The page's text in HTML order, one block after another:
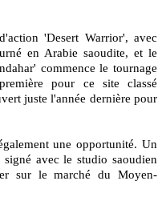
'Desert Warrior', avec
en Arabie saoudite, et le
commence le tournage
pour ce site classé
juste l'année dernière pour
une opportunité. Un
avec le studio saoudien
sur le marché du Moyen-